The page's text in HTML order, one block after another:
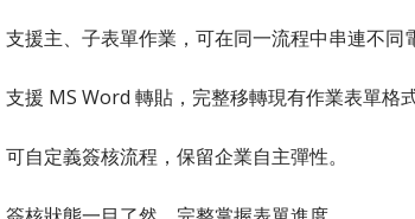
支援主、子表單作業，可在同一流程中串連不同
支援 MS Word 轉貼，完整移轉現有作業表單格式
可自定義簽核流程，保留企業自主彈性。